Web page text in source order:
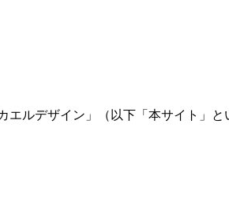
ルデザイン」（以下「本サイト」